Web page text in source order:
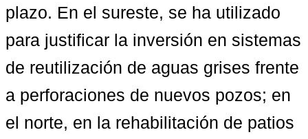
plazo. En el sureste, se ha utilizado
para justificar la inversión en sistemas
de reutilización de aguas grises frente
a perforaciones de nuevos pozos; en
el norte, en la rehabilitación de patios